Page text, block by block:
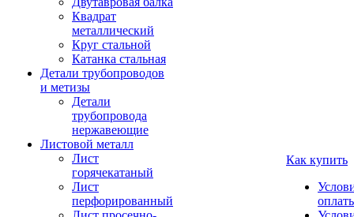
Квадрат
металлический
Круг стальной
Катанка стальная
Детали трубопроводов
и метизы
Детали
трубопровода
нержавеющие
Листовой металл
Лист
горячекатаный
Лист
перфорированный
Как купить